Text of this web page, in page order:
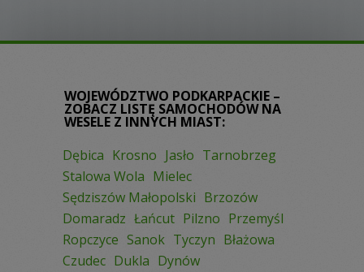
WOJEWÓDZTWO PODKARPACKIE –
ZOBACZ LISTĘ SAMOCHODÓW NA
WESELE Z INNYCH MIAST:
Dębica Krosno Jasło Tarnobrzeg
Stalowa Wola Mielec
Sędziszów Małopolski Brzozów
Domaradz Łańcut Pilzno Przemyśl
Ropczyce Sanok Tyczyn Błażowa
Czudec Dukla Dynów